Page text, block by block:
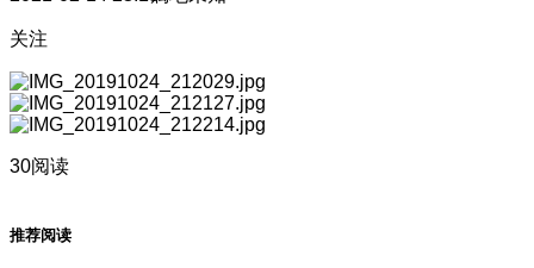
关注
30阅读
推荐阅读